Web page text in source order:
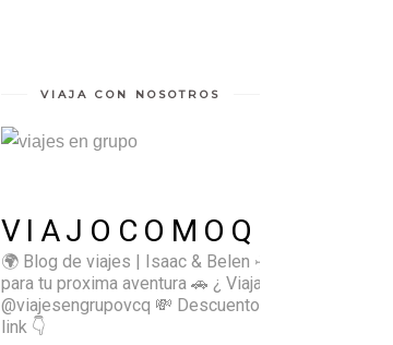
VIAJA CON NOSOTROS
VIAJOCOMOQUIERO
🌍 Blog de viajes | Isaac & Belen ✈️ Inspírate
para tu proxima aventura 🚗 ¿ Viajas sol@? 👉🏻
@viajesengrupovcq 💸 Descuentos y tips en el
link 👇